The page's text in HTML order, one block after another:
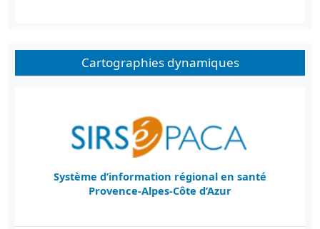
Cartographies dynamiques
Système d’information régional en santé
Provence-Alpes-Côte d’Azur